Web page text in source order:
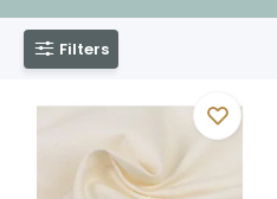
Filters